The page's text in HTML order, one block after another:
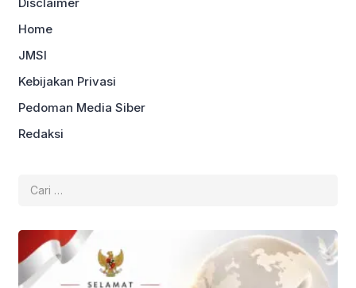
Home
JMSI
Kebijakan Privasi
Pedoman Media Siber
Redaksi
untuk: